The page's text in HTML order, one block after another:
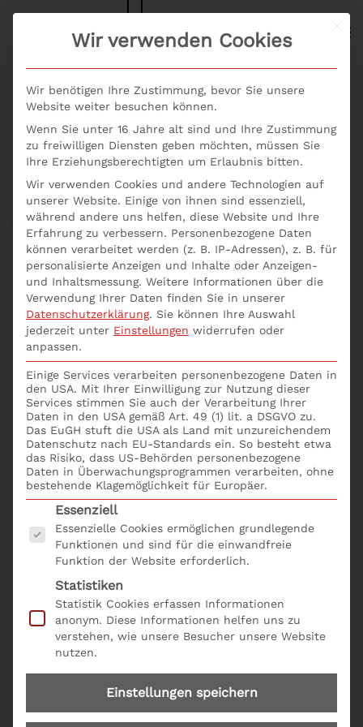
Skip to main content
AGB
Allgemeine Geschäftsbedingungen für die Buchung
von Informationsveranstaltungen, Seminaren und
Trainings
1. Geltungsbereich
Die folgenden Allgemeinen Geschäftsbedingungen
regeln das Vertragsverhältnis zwischen dem
Teilnehmer an Informations-veranstaltungen,
Seminaren, und Trainings (im Folgenden
„Veranstaltung“) und der S & P
Unternehmerforum GmbH (im Folgenden „S &
P Unternehmerforum“). Abweichende Allgemeine
Geschäftsbedingungen des Teilnehmers haben keine
Gültigkeit.
2. Anmeldung/Anmeldebestätigung
Ihre Anmeldung kann über Internet, Brief, Telefax, E-
Mail oder telefonisch erfolgen. Die Anmeldung wird
durch unsere schriftliche Bestätigung
rechtsverbindlich.
3. Leistung
Der Teilnahmebetrag versteht sich pro Person und
Veranstaltungstermin zzgl. gesetzlicher
Pausengetränke bei offenen Seminaren. S & P
Unternehmerforum behält sich vor, angekündigte
Mit
Wir verwenden Cookies
Wir benötigen Ihre Zustimmung, bevor Sie unsere
Website weiter besuchen können.
Wenn Sie unter 16 Jahre alt sind und Ihre Zustimmung
zu freiwilligen Diensten geben möchten, müssen Sie
Ihre Erziehungsberechtigten um Erlaubnis bitten.
Wir verwenden Cookies und andere Technologien auf
unserer Website. Einige von ihnen sind essenziell,
während andere uns helfen, diese Website und Ihre
Erfahrung zu verbessern. Personenbezogene Daten
können verarbeitet werden (z. B. IP-Adressen), z. B. für
personalisierte Anzeigen und Inhalte oder Anzeigen-
und Inhaltsmessung. Weitere Informationen über die
Verwendung Ihrer Daten finden Sie in unserer
Datenschutzerklärung. Sie können Ihre Auswahl
jederzeit unter Einstellungen widerrufen oder
anpassen.
Einige Services verarbeiten personenbezogene Daten in
den USA. Mit Ihrer Einwilligung zur Nutzung dieser
Services stimmen Sie auch der Verarbeitung Ihrer
Daten in den USA gemäß Art. 49 (1) lit. a DSGVO zu.
Das EuGH stuft die USA als Land mit unzureichendem
Datenschutz nach EU-Standards ein. So besteht etwa
das Risiko, dass US-Behörden personenbezogene
Daten in Überwachungsprogrammen verarbeiten, ohne
bestehende Klagemöglichkeit für Europäer.
Es folgt eine Liste der Service-Gruppen, für die
Essenziell
Essenzielle Cookies ermöglichen grundlegende
Funktionen und sind für die einwandfreie
Funktion der Website erforderlich.
Statistiken
Statistik Cookies erfassen Informationen
anonym. Diese Informationen helfen uns zu
verstehen, wie unsere Besucher unsere Website
nutzen.
Einstellungen speichern